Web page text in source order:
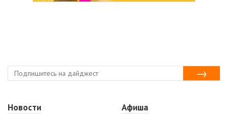
Новости
Афиша